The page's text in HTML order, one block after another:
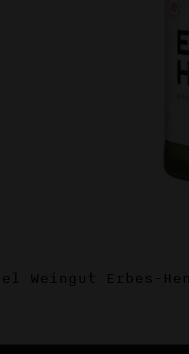
Weingut Erbes-